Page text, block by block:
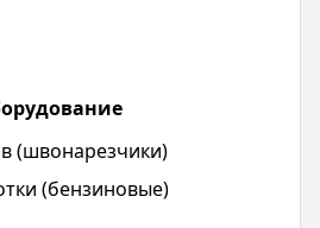
(швонарезчики)
(бензиновые)